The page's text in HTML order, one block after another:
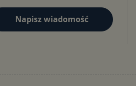
Napisz wiadomość